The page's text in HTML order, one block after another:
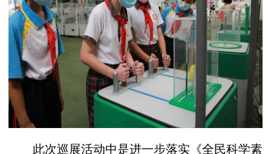
此次巡展活动中是进一步落实《全民科学素